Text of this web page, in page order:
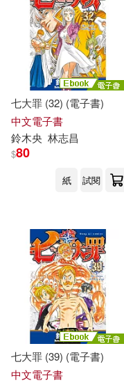
七大罪 (32) (電子書)
中文電子書
鈴木央 林志昌
$80
紙 試閱
七大罪 (39) (電子書)
中文電子書